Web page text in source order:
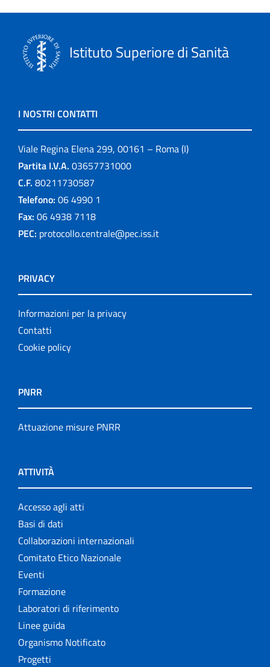
Istituto Superiore di Sanità
I NOSTRI CONTATTI
Viale Regina Elena 299, 00161 – Roma (I)
Partita I.V.A. 03657731000
C.F. 80211730587
Telefono: 06 4990 1
Fax: 06 4938 7118
PEC: protocollo.centrale@pec.iss.it
PRIVACY
Informazioni per la privacy
Contatti
Cookie policy
PNRR
Attuazione misure PNRR
ATTIVITÀ
Accesso agli atti
Basi di dati
Collaborazioni internazionali
Comitato Etico Nazionale
Eventi
Formazione
Laboratori di riferimento
Linee guida
Organismo Notificato
Progetti